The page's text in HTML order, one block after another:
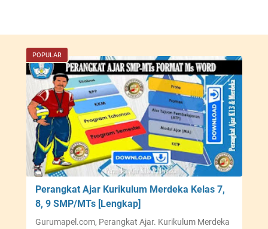
POPULAR
Perangkat Ajar Kurikulum Merdeka Kelas 7,
8, 9 SMP/MTs [Lengkap]
Gurumapel.com, Perangkat Ajar. Kurikulum Merdeka